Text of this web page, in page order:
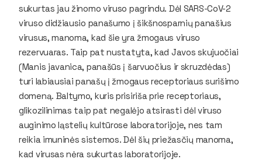
sukurtas jau žinomo viruso pagrindu. Dėl SARS-CoV-2
viruso didžiausio panašumo į šikšnosparnių panašius
virusus, manoma, kad šie yra žmogaus viruso
rezervuaras. Taip pat nustatyta, kad Javos skujuočiai
(Manis javanica, panašūs į šarvuočius ir skruzdėdas)
turi labiausiai panašų į žmogaus receptoriaus surišimo
domeną. Baltymo, kuris prisiriša prie receptoriaus,
glikozilinimas taip pat negalėjo atsirasti dėl viruso
auginimo ląstelių kultūrose laboratorijoje, nes tam
reikia imuninės sistemos. Dėl šių priežasčių manoma,
kad virusas nėra sukurtas laboratorijoje.